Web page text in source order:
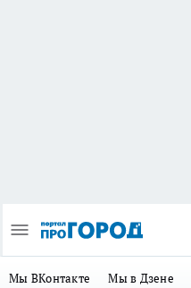
Мы ВКонтакте Мы в Дзене